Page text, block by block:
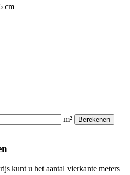
cm
m² Berekenen
kunt u het aantal vierkante meters